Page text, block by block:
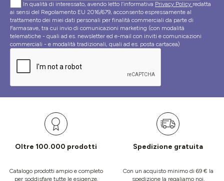
In qualità di interessato, avendo letto l’informativa Privacy Policy redatta
ai sensi del Regolamento EU 2016/679, acconsento espressamente al
trattamento dei miei dati personali per finalità commerciali da parte di
Farmasave, tra cui invio di comunicazioni marketing (con modalità
telematiche - quali ad es. newsletter ed e-mail con inviti e comunicazioni
commerciali - e modalità tradizionali, quali ad es. posta cartacea)
Oltre 100.000 prodotti
Catalogo prodotti ampio e completo
per soddisfare tutte le esigenze.
Spedizione gratuita
Con un acquisto minimo di 69 € la
spedizione la regaliamo noi.